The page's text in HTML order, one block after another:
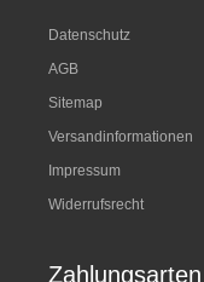
Datenschutz
AGB
Sitemap
Versandinformationen
Impressum
Widerrufsrecht
Zahlungsarten